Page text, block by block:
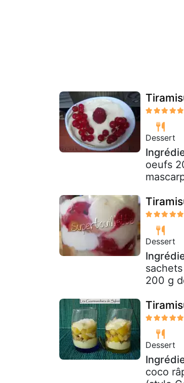
Dessert
oeufs
Dessert
200 g
Dessert
coco